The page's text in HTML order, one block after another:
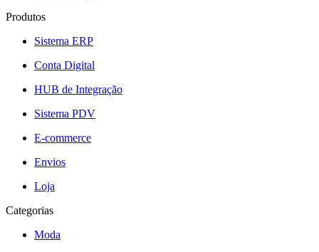
Produtos
Sistema ERP
Conta Digital
HUB de Integração
Sistema PDV
E-commerce
Envios
Loja
Categorias
Moda